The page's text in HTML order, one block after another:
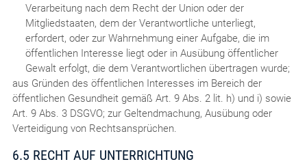
Verarbeitung nach dem Recht der Union oder der
Mitgliedstaaten, dem der Verantwortliche unterliegt,
erfordert, oder zur Wahrnehmung einer Aufgabe, die im
öffentlichen Interesse liegt oder in Ausübung öffentlicher
Gewalt erfolgt, die dem Verantwortlichen übertragen wurde;
aus Gründen des öffentlichen Interesses im Bereich der
öffentlichen Gesundheit gemäß Art. 9 Abs. 2 lit. h) und i) sowie
Art. 9 Abs. 3 DSGVO; zur Geltendmachung, Ausübung oder
Verteidigung von Rechtsansprüchen.
6.5 RECHT AUF UNTERRICHTUNG